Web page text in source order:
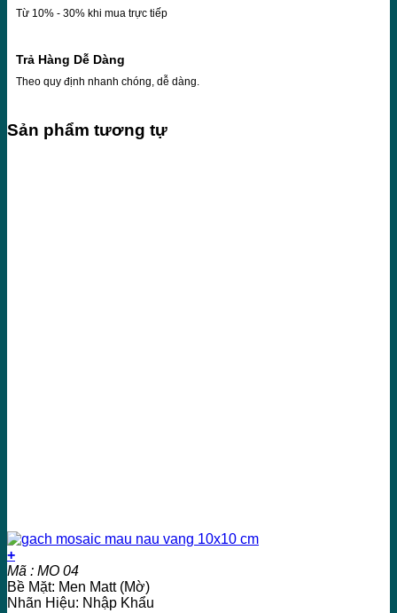
Từ 10% - 30% khi mua trực tiếp
Trả Hàng Dễ Dàng
Theo quy định nhanh chóng, dễ dàng.
Sản phẩm tương tự
+
Mã : MO 04
Bề Mặt: Men Matt (Mờ)
Nhãn Hiệu: Nhập Khẩu